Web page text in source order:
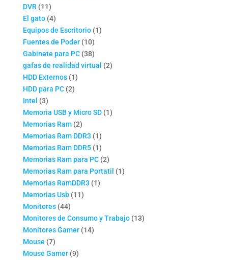
DVR 1111
productos
El gato 44
productos
Equipos de Escritorio 11
Fuentes de Poder 1010
productos
Gabinete para PC 3838
productos
gafas de realidad virtual 22
HDD Externos 11
HDD para PC 22
Intel 33
productos
Memoria USB y Micro SD 11
Memorias Ram 22
productos
Memorias Ram DDR3 11
producto
Memorias Ram DDR5 11
producto
Memorias Ram para PC 22
productos
Memorias Ram para Portatil 11
Memorias RamDDR3 11
Memorias Usb 1111
Monitores 4444
productos
Monitores de Consumo y Trabajo 1313
Monitores Gamer 1414
Mouse 77
productos
Mouse Gamer 99